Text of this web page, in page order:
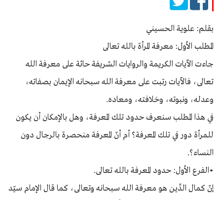
بقلم: علوية الحسيني
المطلب الأول: معرفة المرأة بالله تعالى
جاءت الآيات الكريمة والروايات الشريفة حاثة على معرفة الله
تعالى، فالآيات رتبت على معرفة الله سبحانه الإيمان بصفاته،
وعدله، ونبوته، وخلافته، ومعاده.
في هذا المطلب سنعرف حدود تلك المعرفة، وهل بالإمكان أن يكون
للمرأة دور في تلك المعرفة؟ أم أنّ المعرفة منحصرة بالرجال دون
النساء؟.
•الفرع الأول: حدود المعرفة بالله تعالى.
إنّ كمال الدِّين هو معرفة الله سبحانه وتعالى، كما قال الإمام سيّد